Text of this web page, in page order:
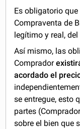
Es obligatorio
Compraventa de
legítimo y real,
Así mismo, las
Comprador
acordado el
se entregue, esto
partes
sobre el bien que